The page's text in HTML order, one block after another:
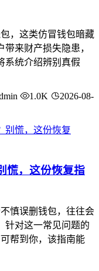
，这类仿冒钱包暗藏
来财产损失隐患，
系统介绍辨别真假
1.0K
2026-08-
慌，这份恢复指
慎误删钱包，往往会
针对这一常见问题的
帮到你，该指南能